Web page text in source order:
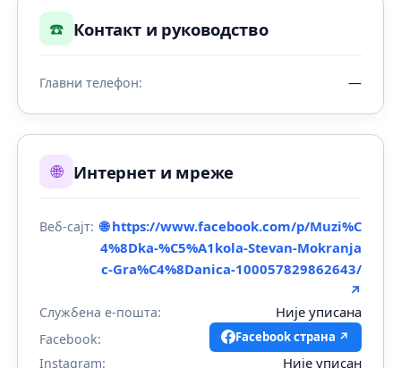
☎️ Контакт и руководство
Главни телефон: —
🌐 Интернет и мреже
Веб-сајт: 🌐 https://www.facebook.com/p/Muzi%C
4%8Dka-%C5%A1kola-Stevan-Mokranja
c-Gra%C4%8Danica-100057829862643/
↗
Службена е-пошта: Није уписана
Facebook: Facebook страна ↗
Instagram: Није уписан